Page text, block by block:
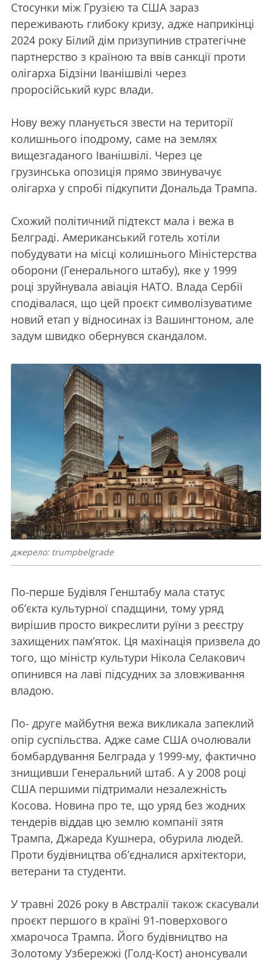
Стосунки між Грузією та США зараз
переживають глибоку кризу, адже наприкінці
2024 року Білий дім призупинив стратегічне
партнерство з країною та ввів санкції проти
олігарха Бідзіни Іванішвілі через
проросійський курс влади.
Нову вежу планується звести на території
колишнього іподрому, саме на землях
вищезгаданого Іванішвілі. Через це
грузинська опозиція прямо звинувачує
олігарха у спробі підкупити Дональда Трампа.
Схожий політичний підтекст мала і вежа в
Белграді. Американський готель хотіли
побудувати на місці колишнього Міністерства
оборони (Генерального штабу), яке у 1999
році зруйнувала авіація НАТО. Влада Сербії
сподівалася, що цей проєкт символізуватиме
новий етап у відносинах із Вашингтоном, але
задум швидко обернувся скандалом.
джерело: trumpbelgrade
По-перше Будівля Генштабу мала статус
об’єкта культурної спадщини, тому уряд
вирішив просто викреслити руїни з реєстру
захищених пам’яток. Ця махінація призвела до
того, що міністр культури Нікола Селакович
опинився на лаві підсудних за зловживання
владою.
По- друге майбутня вежа викликала запеклий
опір суспільства. Адже саме США очолювали
бомбардування Белграда у 1999-му, фактично
знищивши Генеральний штаб. А у 2008 році
США першими підтримали незалежність
Косова. Новина про те, що уряд без жодних
тендерів віддав цю землю компанії зятя
Трампа, Джареда Кушнера, обурила людей.
Проти будівництва об’єдналися архітектори,
ветерани та студенти.
У травні 2026 року в Австралії також скасували
проєкт першого в країні 91-поверхового
хмарочоса Трампа. Його будівництво на
Золотому Узбережжі (Голд-Кост) анонсували